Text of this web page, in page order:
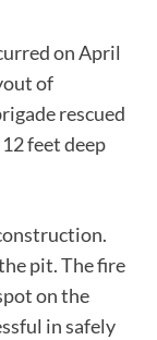
on April
of
rescued
feet deep
pit. The fire
on the
in safely